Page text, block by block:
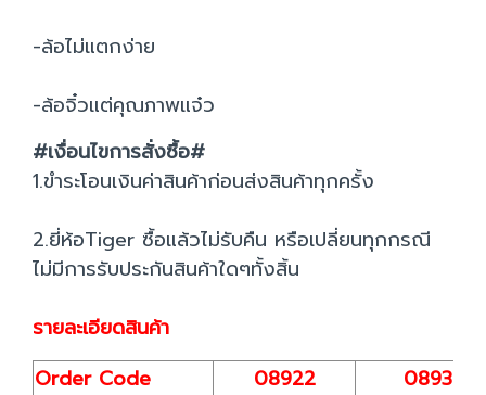
-ล้อไม่แตกง่าย
-ล้อจิ๋วแต่คุณภาพแจ๋ว
#เงื่อนไขการสั่งซื้อ#
1.ขำระโอนเงินค่าสินค้าก่อนส่งสินค้าทุกครั้ง
2.ยี่ห้อTiger ซื้อแล้วไม่รับคืน หรือเปลี่ยนทุกกรณี
ไม่มีการรับประกันสินค้าใดๆทั้งสิ้น
รายละเอียดสินค้า
Order Code
08922
08939